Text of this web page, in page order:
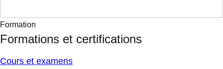
Formation
Formations et certifications
Cours et examens